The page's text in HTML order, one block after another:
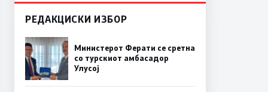
РЕДАКЦИСКИ ИЗБОР
Министерот Ферати се сретна
со турскиот амбасадор
Улусој